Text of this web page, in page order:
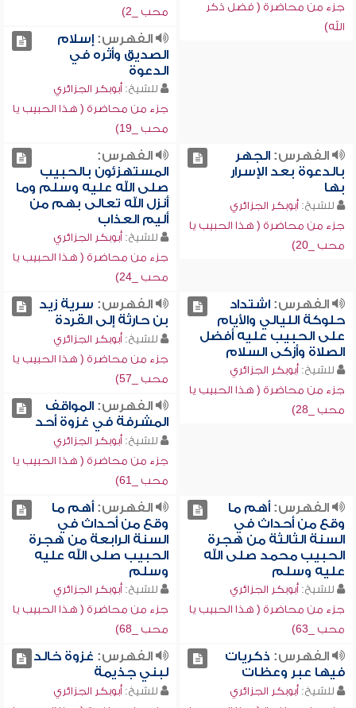
جزء من محاضرة ( فضل ذكر
الله)
محب _2)
الفهرس:إسلام
الصديق وأثره في
الدعوة
للشيخ: أبوبكر الجزائري
جزء من محاضرة ( هذا الحبيب يا
محب _19)
الفهرس:الجهر
بالدعوة بعد الإسرار
بها
للشيخ: أبوبكر الجزائري
جزء من محاضرة ( هذا الحبيب يا
محب _20)
الفهرس:
المستهزئون بالحبيب
صلى الله عليه وسلم وما
أنزل الله تعالى بهم من
أليم العذاب
للشيخ: أبوبكر الجزائري
جزء من محاضرة ( هذا الحبيب يا
محب _24)
الفهرس:اشتداد
حلوكة الليالي والأيام
على الحبيب عليه أفضل
الصلاة وأزكى السلام
للشيخ: أبوبكر الجزائري
جزء من محاضرة ( هذا الحبيب يا
محب _28)
الفهرس: سرية زيد
بن حارثة إلى القردة
للشيخ: أبوبكر الجزائري
جزء من محاضرة ( هذا الحبيب يا
محب _57)
الفهرس:المواقف
المشرفة في غزوة أحد
للشيخ: أبوبكر الجزائري
جزء من محاضرة ( هذا الحبيب يا
محب _61)
الفهرس:أهم ما
وقع من أحداث في
السنة الثالثة من هجرة
الحبيب محمد صلى الله
عليه وسلم
للشيخ: أبوبكر الجزائري
جزء من محاضرة ( هذا الحبيب يا
محب _63)
الفهرس:أهم ما
وقع من أحداث في
السنة الرابعة من هجرة
الحبيب صلى الله عليه
وسلم
للشيخ: أبوبكر الجزائري
جزء من محاضرة ( هذا الحبيب يا
محب _68)
الفهرس: ذكريات
فيها عبر وعظات
للشيخ: أبوبكر الجزائري
الفهرس: غزوة خالد
لبني جذيمة
للشيخ: أبوبكر الجزائري